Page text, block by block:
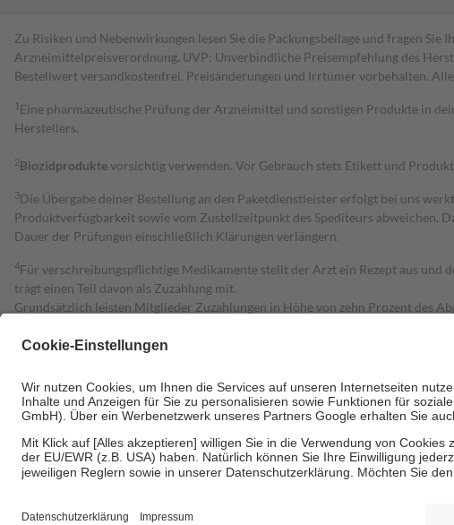
Zu Risiken und Nebenwirkungen lesen Sie die Packungsbeilage und fragen
Arzneimittelpreisverordnung. UVP: Unverbindliche Preisempfehlung des
Bestell­wert versand­kosten­frei. Preisänderungen und Irrtümer vorbehalten.
1 Eine pharmazeutische Prüfung der Arzneimittel und sonstigen Produkte in
Herstellers.
2Biozidproduktevorsichtig verwenden. Vor Gebrauch stets Etikett und
3Die Übergabe deiner Bestellung an den Paketdienstleister erfolgt bei uns
Produktverfügbarkeit sowie vom Zustellzeitpunkt des Spediteurs abweichen.
Dauer der Prüfungen einschließlich Klärungen verlängern.
4Für verschreibungspflichtige Medikamente stellt der Arzt ein Rezept aus
trägt einen Teil davon als Zuzahlung mit.
Grundsätzlich leisten Mitglieder Zuzahlungen in Höhe von zehn Prozent des
Diese Regeln gelten grundsätzlich auch für Online-Apotheken.
Um das Engagement der Versicherten für ihre eigene Gesundheit zu stärken
• Kindern und Jugendlichen bis zum vollendeten 18. Lebensjahr mit
• Untersuchungen zur Vorsorge und Früherkennung, die von der GKV
• empfohlenen Schutzimpfungen
• Harn- und Blutteststreifen
Informationen findest du hier: https://help.etrusted.com/hc/de/articles/